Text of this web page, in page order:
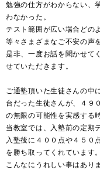
勉強の仕方がわからない、
わなかった。
テスト範囲が広い場合どの
等々さまざまなご不安の声
是非、一度お話を聞かせて
せていただきます。
ご通塾頂いた生徒さんの中
台だった生徒さんが、４９
の無限の可能性を実感する
当教室では、入塾前の定期
入塾後に４００点や４５０
を勝ち取ってくれています
こんなにうれしい事はあり